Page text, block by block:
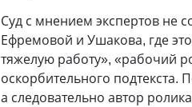
Суд с мнением экспертов не
Ефремовой и Ушакова, где
тяжелую работу», «рабочий
оскорбительного
а следовательно автор